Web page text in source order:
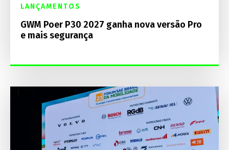
LANÇAMENTOS
GWM Poer P30 2027 ganha nova versão Pro
e mais segurança